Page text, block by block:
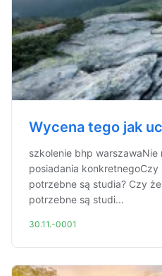
Wycena tego jak
szkolenie bhp warszawaNie
posiadania
potrzebne są studia? Czy
potrzebne są studi...
30.11.-0001